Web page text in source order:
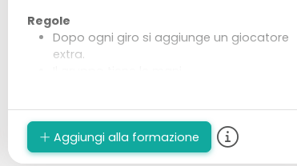
Regole
Dopo ogni giro si aggiunge un giocatore
extra.
Un giocatore viene eliminato e rimane al
suo contenitore iniziale in attesa che
l'ultimo giocatore abbia completato il suo
Aggiungi alla formazione